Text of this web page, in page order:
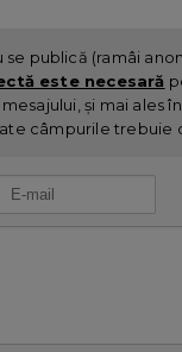
se publică (ramâi
este necesară
și mai ales
câmpurile trebuie